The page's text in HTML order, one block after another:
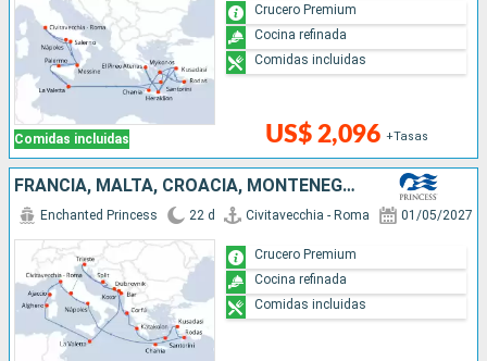
Comidas incluidas US$ 2,096 +Tasas
Crucero Premium
Cocina refinada
Comidas incluidas
FRANCIA, MALTA, CROACIA, MONTENEGRO, GRECIA, TURQUÍA, ITALIA
Enchanted Princess 22 d Civitavecchia - Roma 01/05/2027
Crucero Premium
Cocina refinada
Comidas incluidas